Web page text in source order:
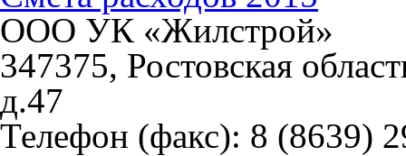
ООО УК «Жилстрой»
347375, Ростовская
д.47
Телефон (факс): 8 (8639)